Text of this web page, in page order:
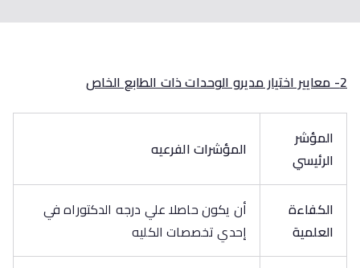
2- معايير اختيار مديرو الوحدات ذات الطابع الخاص
المؤشر
الرئيسي
المؤشرات الفرعيه
الكفاءة
العلمية
أن يكون حاصلا علي درجه الدكتوراه في
إحدي تخصصات الكليه